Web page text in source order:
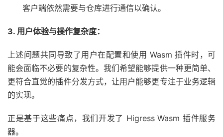
客户端依然需要与仓库进行通信以确认。
3. 用户体验与操作复杂度：
上述问题共同导致了用户在配置和使用 Wasm 插件时，可
能会面临不必要的复杂性。我们希望能够提供一种更简单、
更符合直觉的插件分发方式，让用户能够更专注于业务逻辑
的实现。
正是基于这些痛点，我们开发了 Higress Wasm 插件服务
器。